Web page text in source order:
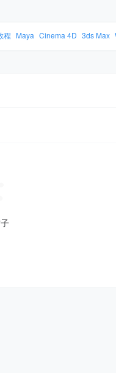
程 Maya Cinema 4D 3ds Max